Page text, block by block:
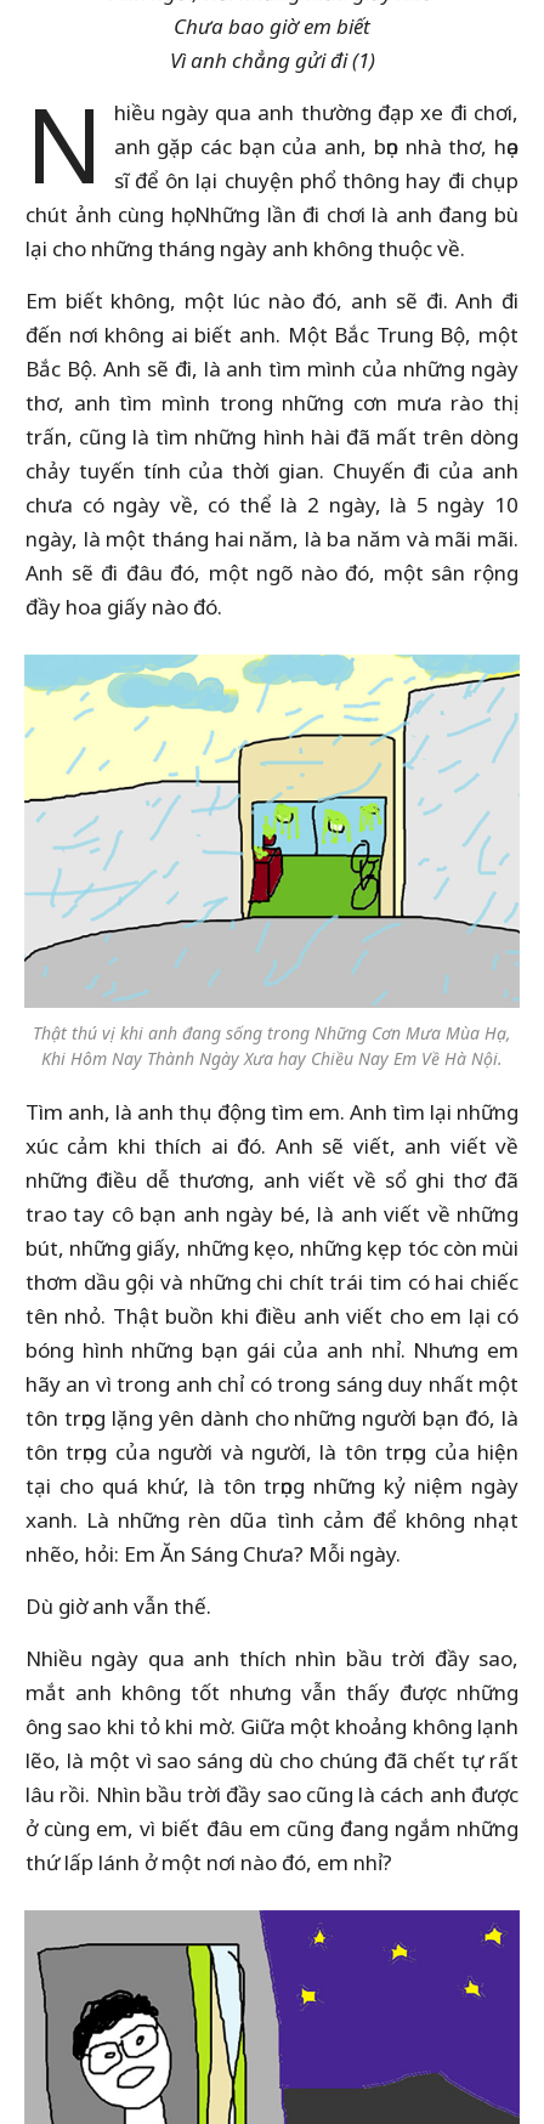
Chưa bao giờ em biết
Vì anh chẳng gửi đi(1)
N
hiều ngày qua anh thường đạp xe đi chơi,
anh gặp các bạn của anh, bọn nhà thơ, họa
sĩ để ôn lại chuyện phổ thông hay đi chụp
chút ảnh cùng họ. Những lần đi chơi là anh đang bù
lại cho những tháng ngày anh không thuộc về.
Em biết không, một lúc nào đó, anh sẽ đi. Anh đi
đến nơi không ai biết anh. Một Bắc Trung Bộ, một
Bắc Bộ. Anh sẽ đi, là anh tìm mình của những ngày
thơ, anh tìm mình trong những cơn mưa rào thị
trấn, cũng là tìm những hình hài đã mất trên dòng
chảy tuyến tính của thời gian. Chuyến đi của anh
chưa có ngày về, có thể là 2 ngày, là 5 ngày 10
ngày, là một tháng hai năm, là ba năm và mãi mãi.
Anh sẽ đi đâu đó, một ngõ nào đó, một sân rộng
đầy hoa giấy nào đó.
Thật thú vị khi anh đang sống trong Những Cơn Mưa Mùa Hạ,
Khi Hôm Nay Thành Ngày Xưa hay Chiều Nay Em Về Hà Nội.
Tìm anh, là anh thụ động tìm em. Anh tìm lại những
xúc cảm khi thích ai đó. Anh sẽ viết, anh viết về
những điều dễ thương, anh viết về sổ ghi thơ đã
trao tay cô bạn anh ngày bé, là anh viết về những
bút, những giấy, những kẹo, những kẹp tóc còn mùi
thơm dầu gội và những chi chít trái tim có hai chiếc
tên nhỏ. Thật buồn khi điều anh viết cho em lại có
bóng hình những bạn gái của anh nhỉ. Nhưng em
hãy an vì trong anh chỉ có trong sáng duy nhất một
tôn trọng lặng yên dành cho những người bạn đó, là
tôn trọng của người và người, là tôn trọng của hiện
tại cho quá khứ, là tôn trọng những kỷ niệm ngày
xanh. Là những rèn dũa tình cảm để không nhạt
nhẽo, hỏi: Em Ăn Sáng Chưa? Mỗi ngày.
Dù giờ anh vẫn thế.
Nhiều ngày qua anh thích nhìn bầu trời đầy sao,
mắt anh không tốt nhưng vẫn thấy được những
ông sao khi tỏ khi mờ. Giữa một khoảng không lạnh
lẽo, là một vì sao sáng dù cho chúng đã chết tự rất
lâu rồi. Nhìn bầu trời đầy sao cũng là cách anh được
ở cùng em, vì biết đâu em cũng đang ngắm những
thứ lấp lánh ở một nơi nào đó, em nhỉ?